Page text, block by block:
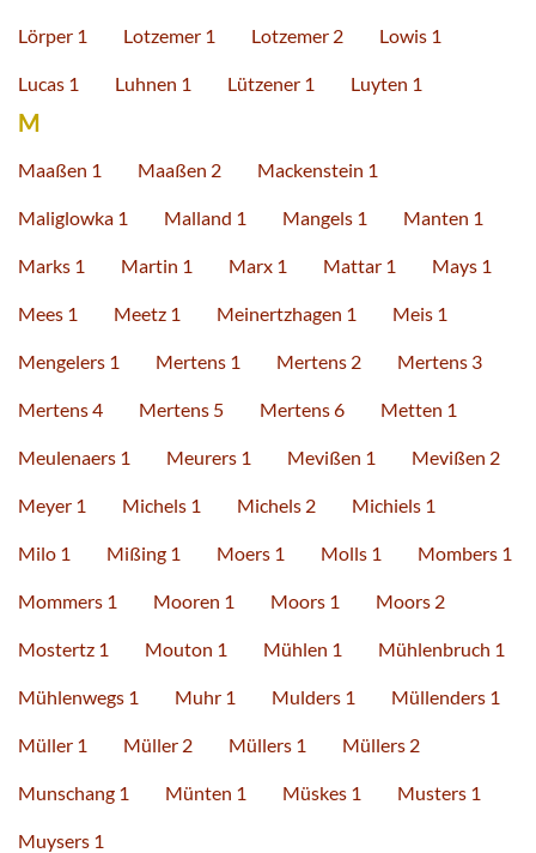
Lörper 1 Lotzemer 1 Lotzemer 2 Lowis 1
Lucas 1 Luhnen 1 Lützener 1 Luyten 1
M
Maaßen 1 Maaßen 2 Mackenstein 1
Maliglowka 1 Malland 1 Mangels 1 Manten 1
Marks 1 Martin 1 Marx 1 Mattar 1 Mays 1
Mees 1 Meetz 1 Meinertzhagen 1 Meis 1
Mengelers 1 Mertens 1 Mertens 2 Mertens 3
Mertens 4 Mertens 5 Mertens 6 Metten 1
Meulenaers 1 Meurers 1 Mevißen 1 Mevißen 2
Meyer 1 Michels 1 Michels 2 Michiels 1
Milo 1 Mißing 1 Moers 1 Molls 1 Mombers 1
Mommers 1 Mooren 1 Moors 1 Moors 2
Mostertz 1 Mouton 1 Mühlen 1 Mühlenbruch 1
Mühlenwegs 1 Muhr 1 Mulders 1 Müllenders 1
Müller 1 Müller 2 Müllers 1 Müllers 2
Munschang 1 Münten 1 Müskes 1 Musters 1
Muysers 1